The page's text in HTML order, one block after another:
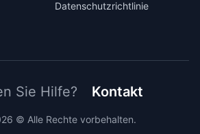
Datenschutzrichtlinie
Sie Hilfe? Kontakt
© Alle Rechte vorbehalten.